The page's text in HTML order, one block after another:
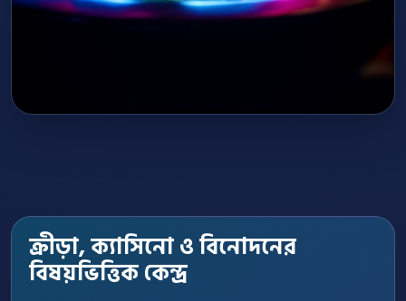
ক্রীড়া, ক্যাসিনো ও বিনোদনের
বিষয়ভিত্তিক কেন্দ্র